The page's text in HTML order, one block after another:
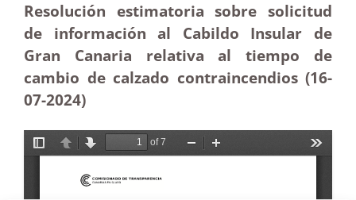
Resolución estimatoria sobre solicitud
de información al Cabildo Insular de
Gran Canaria relativa al tiempo de
cambio de calzado contraincendios (16-
07-2024)